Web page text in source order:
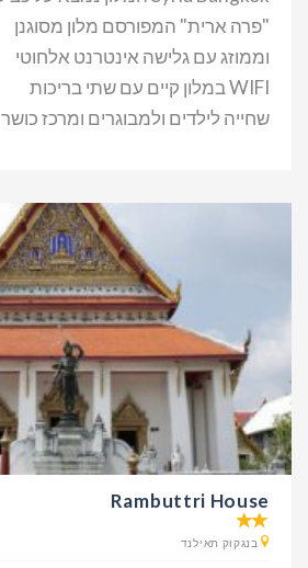
"פרה ארית" המפורסם מלון מסוגנן
וממוזג עם גלישה אינטרנט אלחוטי
WIFI במלון קיים עם שתי בריכות
שחייה לילדים ולמבוגרים ומרכז כושר
Rambuttri House
בנגקוק תאילנד